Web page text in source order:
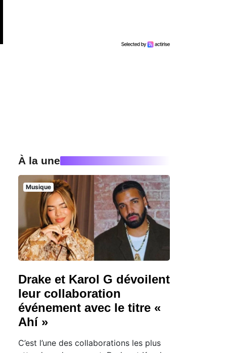
À la une
Musique
Drake et Karol G dévoilent
leur collaboration
événement avec le titre «
Ahí »
C’est l’une des collaborations les plus